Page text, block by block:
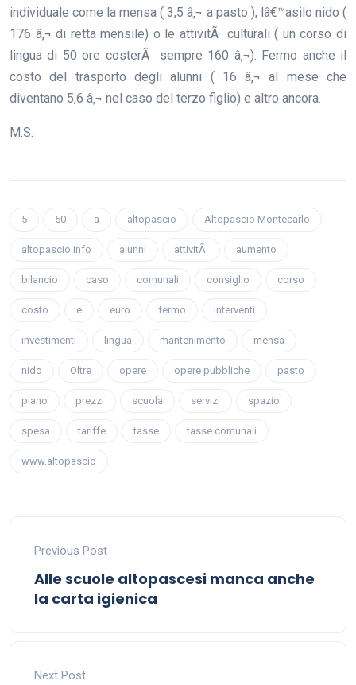
individuale come la mensa ( 3,5 â‚¬ a pasto ), lâ€™asilo nido (
176 â‚¬ di retta mensile) o le attivitÃ culturali ( un corso di
lingua di 50 ore costerÃ sempre 160 â‚¬). Fermo anche il
costo del trasporto degli alunni ( 16 â‚¬ al mese che
diventano 5,6 â‚¬ nel caso del terzo figlio) e altro ancora.
M.S.
5 50 a altopascio Altopascio Montecarlo
altopascio.info alunni attivitÃ aumento
bilancio caso comunali consiglio corso
costo e euro fermo interventi
investimenti lingua mantenimento mensa
nido Oltre opere opere pubbliche pasto
piano prezzi scuola servizi spazio
spesa tariffe tasse tasse comunali
www.altopascio
Previous Post
Alle scuole altopascesi manca anche
la carta igienica
Next Post